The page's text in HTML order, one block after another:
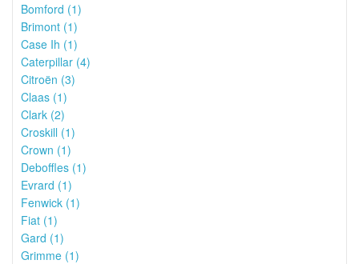
Bomford (1)
Brimont (1)
Case Ih (1)
Caterpillar (4)
Citroën (3)
Claas (1)
Clark (2)
Croskill (1)
Crown (1)
Deboffles (1)
Evrard (1)
Fenwick (1)
Fiat (1)
Gard (1)
Grimme (1)